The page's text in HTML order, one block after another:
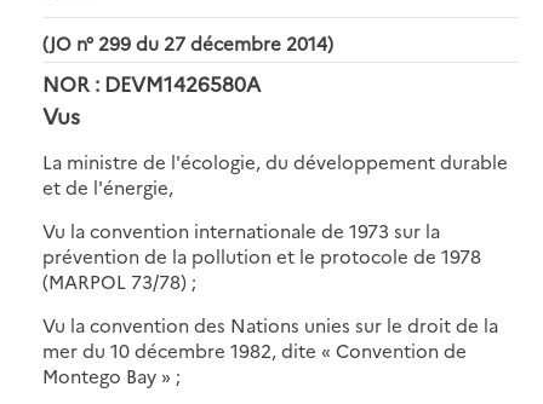
(JO n° 299 du 27 décembre 2014)
NOR : DEVM1426580A
Vus
La ministre de l'écologie, du développement durable
et de l'énergie,
Vu la convention internationale de 1973 sur la
prévention de la pollution et le protocole de 1978
(MARPOL 73/78) ;
Vu la convention des Nations unies sur le droit de la
mer du 10 décembre 1982, dite « Convention de
Montego Bay » ;